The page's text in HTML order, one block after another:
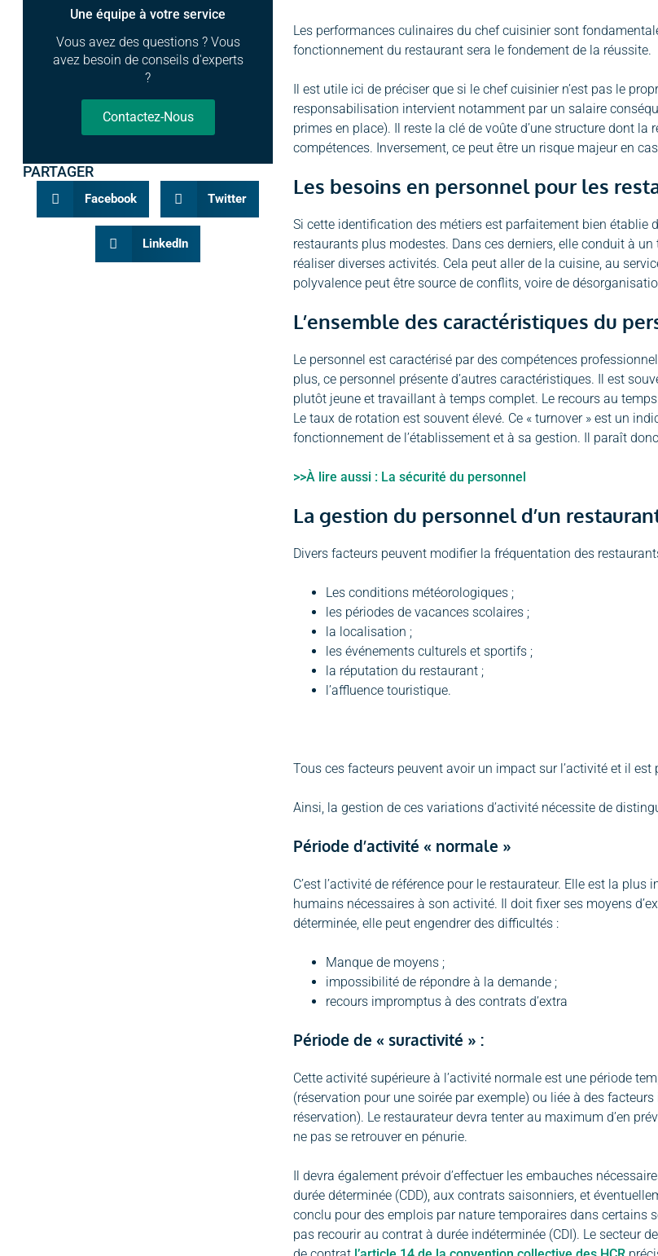
Une équipe à votre service
Vous avez des questions ? Vous
avez besoin de conseils d'experts
?
Contactez-Nous
PARTAGER
Facebook Twitter
LinkedIn
Les performances culinaires du chef cuisinier sont
fonctionnement du restaurant sera le fondement de la réussite.
Il est utile ici de préciser que si le chef cuisinier n’est pas le
responsabilisation intervient notamment par un salaire
primes en place). Il reste la clé de voûte d’une structure dont
compétences. Inversement, ce peut être un risque majeur en
Les besoins en personnel pour les
Si cette identification des métiers est parfaitement bien établie
restaurants plus modestes. Dans ces derniers, elle conduit à
réaliser diverses activités. Cela peut aller de la cuisine, au
polyvalence peut être source de conflits, voire de
L’ensemble des caractéristiques du
Le personnel est caractérisé par des compétences
plus, ce personnel présente d’autres caractéristiques. Il est
plutôt jeune et travaillant à temps complet. Le recours au
Le taux de rotation est souvent élevé. Ce « turnover » est un
fonctionnement de l’établissement et à sa gestion. Il paraît
>>À lire aussi : La sécurité du personnel
La gestion du personnel d’un
Divers facteurs peuvent modifier la fréquentation des
Les conditions météorologiques ;
les périodes de vacances scolaires ;
la localisation ;
les événements culturels et sportifs ;
la réputation du restaurant ;
l’affluence touristique.
Tous ces facteurs peuvent avoir un impact sur l’activité et il
Ainsi, la gestion de ces variations d’activité nécessite de
Période d’activité « normale »
C’est l’activité de référence pour le restaurateur. Elle est la
humains nécessaires à son activité. Il doit fixer ses moyens
déterminée, elle peut engendrer des difficultés :
Manque de moyens ;
impossibilité de répondre à la demande ;
recours impromptus à des contrats d’extra
Période de « suractivité » :
Cette activité supérieure à l’activité normale est une période
(réservation pour une soirée par exemple) ou liée à des
réservation). Le restaurateur devra tenter au maximum d’en
ne pas se retrouver en pénurie.
Il devra également prévoir d’effectuer les embauches
durée déterminée (CDD), aux contrats saisonniers, et
conclu pour des emplois par nature temporaires dans certains
pas recourir au contrat à durée indéterminée (CDI). Le secteur